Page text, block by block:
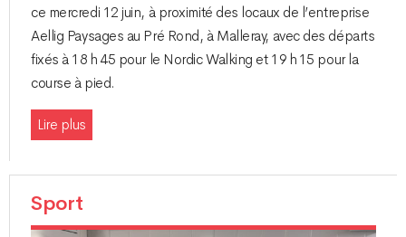
ce mercredi 12 juin, à proximité des locaux de l’entreprise
Aellig Paysages au Pré Rond, à Malleray, avec des départs
fixés à 18 h 45 pour le Nordic Walking et 19 h 15 pour la
course à pied.
Lire plus
Sport